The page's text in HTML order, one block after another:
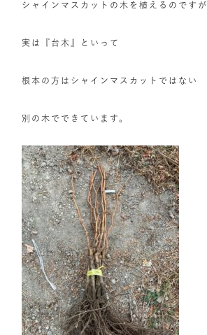
シャインマスカットの木を植えるのですが
実は『台木』といって
根本の方はシャインマスカットではない
別の木でできています。